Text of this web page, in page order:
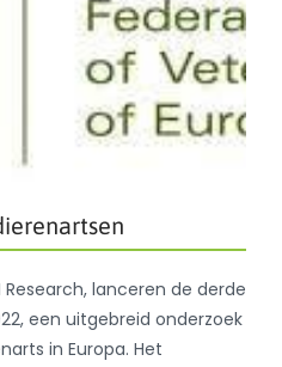
lanceren de derde
een uitgebreid onderzoek
in Europa. Het